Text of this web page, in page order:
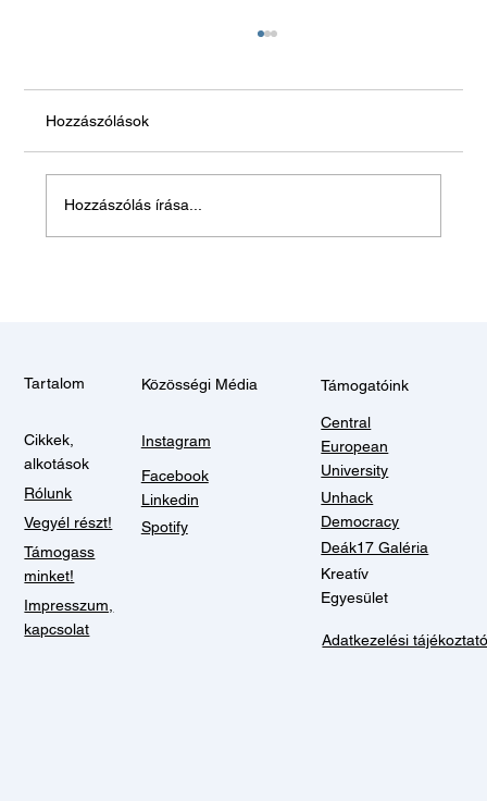
Balatonszemes, 2024 Augusztus
Hozzászólások
Hozzászólás írása...
Tartalom
Cikkek,
alkotások
Rólunk
Vegyél részt!
Támogass
minket!
Impresszum,
kapcsolat
Közösségi Média
Instagram
Facebook
Linkedin
Spotify
Támogatóink
Central
European
University
Unhack
Democracy
Deák17 Galéria
Kreatív
Egyesület
Adatkezelési